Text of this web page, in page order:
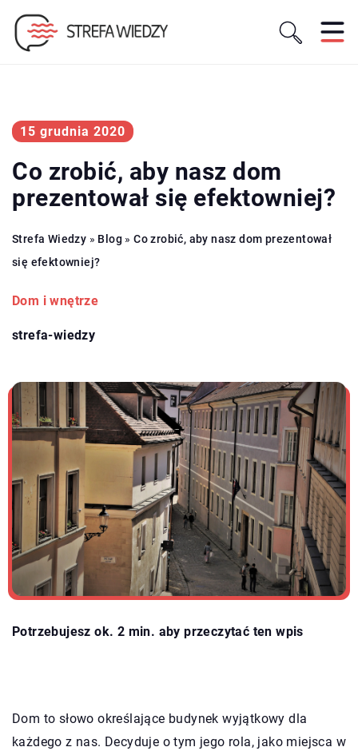
15 grudnia 2020
Co zrobić, aby nasz dom
prezentował się efektowniej?
Strefa Wiedzy » Blog »Co zrobić, aby nasz dom prezentował
się efektowniej?
Dom i wnętrze
strefa-wiedzy
Potrzebujesz ok. 2 min. aby przeczytać ten wpis
Dom to słowo określające budynek wyjątkowy dla
każdego z nas. Decyduje o tym jego rola, jako miejsca w